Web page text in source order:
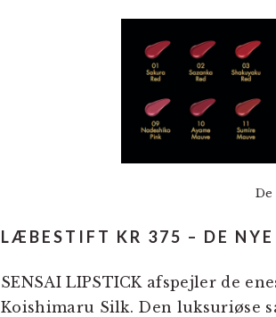
LÆBESTIFT KR 375 – DE
SENSAI LIPSTICK afspejler de
Koishimaru Silk. Den luksuriøse